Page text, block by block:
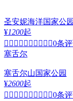
圣安妮海洋国家公园
¥1200起
 0条
塞舌尔
塞舌尔山国家公园
¥2600起
 0条